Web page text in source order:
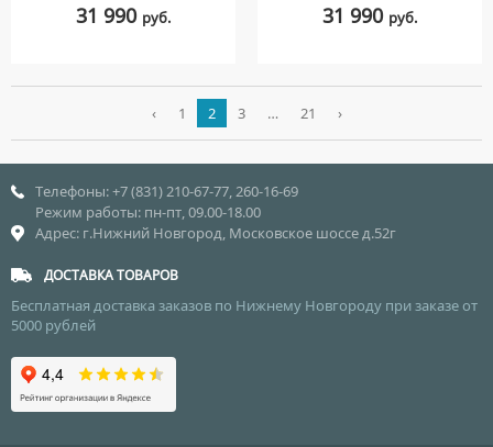
31 990 руб. 31 990 руб.
‹ 1 2 3 … 21 ›
Телефоны: +7 (831) 210-67-77, 260-16-69
Режим работы: пн-пт, 09.00-18.00
Адрес: г.Нижний Новгород, Московское шоссе д.52г
ДОСТАВКА ТОВАРОВ
Бесплатная доставка заказов по Нижнему Новгороду при заказе от
5000 рублей